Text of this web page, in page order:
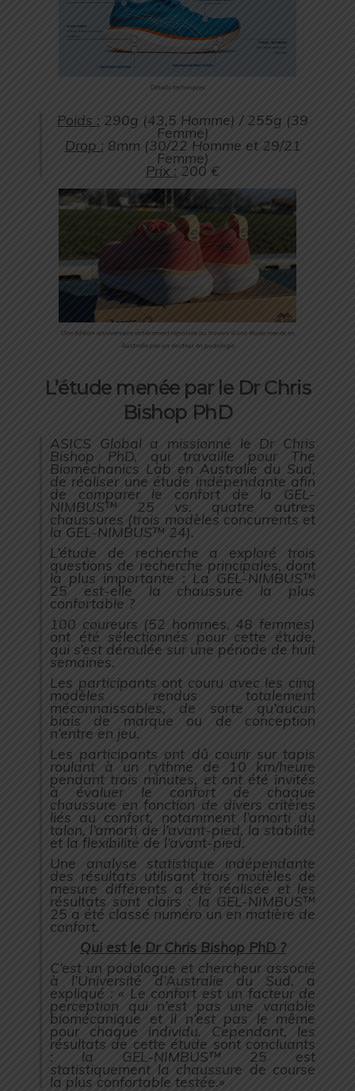
Détails techniques
Poids : 290g (43,5 Homme) / 255g (39
Femme)
Drop : 8mm (30/22 Homme et 29/21
Femme)
Prix : 200 €
Une édition anniversaire entièrement repensée au travers d’une étude menée en
Australie par un docteur en podologie
L’étude menée par le Dr Chris
Bishop PhD
ASICS Global a missionné le Dr Chris
Bishop PhD, qui travaille pour The
Biomechanics Lab en Australie du Sud,
de réaliser une étude indépendante afin
de comparer le confort de la GEL-
NIMBUS™ 25 vs. quatre autres
chaussures (trois modèles concurrents et
la GEL-NIMBUS™ 24).
L’étude de recherche a exploré trois
questions de recherche principales, dont
la plus importante : La GEL-NIMBUS™
25 est-elle la chaussure la plus
confortable ?
100 coureurs (52 hommes, 48 femmes)
ont été sélectionnés pour cette étude,
qui s’est déroulée sur une période de huit
semaines.
Les participants ont couru avec les cinq
modèles rendus totalement
méconnaissables, de sorte qu’aucun
biais de marque ou de conception
n’entre en jeu.
Les participants ont dû courir sur tapis
roulant à un rythme de 10 km/heure
pendant trois minutes, et ont été invités
à évaluer le confort de chaque
chaussure en fonction de divers critères
liés au confort, notamment l’amorti du
talon, l’amorti de l’avant-pied, la stabilité
et la flexibilité de l’avant-pied.
Une analyse statistique indépendante
des résultats utilisant trois modèles de
mesure différents a été réalisée et les
résultats sont clairs : la GEL-NIMBUS™
25 a été classé numéro un en matière de
confort.
Qui est le Dr Chris Bishop PhD ?
C’est un podologue et chercheur associé
à l’Université d’Australie du Sud, a
expliqué : « Le confort est un facteur de
perception qui n’est pas une variable
biomécanique et il n’est pas le même
pour chaque individu. Cependant, les
résultats de cette étude sont concluants
: la GEL-NIMBUS™ 25 est
statistiquement la chaussure de course
la plus confortable testée.»